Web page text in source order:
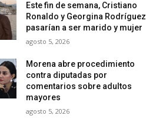
Este fin de semana, Cristiano
Ronaldo y Georgina Rodríguez
pasarían a ser marido y mujer
agosto 5, 2026
Morena abre procedimiento
contra diputadas por
comentarios sobre adultos
mayores
agosto 5, 2026